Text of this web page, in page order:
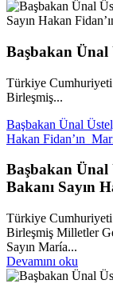
Başbakan Ünal
Türkiye Cumhuriyeti
Birleşmiş...
Başbakan Ünal
Hakan Fidan’ın
Başbakan Ünal
Bakanı Sayın
Türkiye Cumhuriyeti
Birleşmiş Milletler
Sayın María...
Devamını oku